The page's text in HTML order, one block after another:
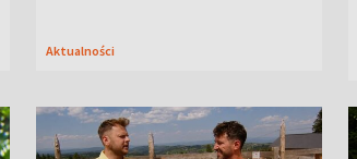
Aktualności